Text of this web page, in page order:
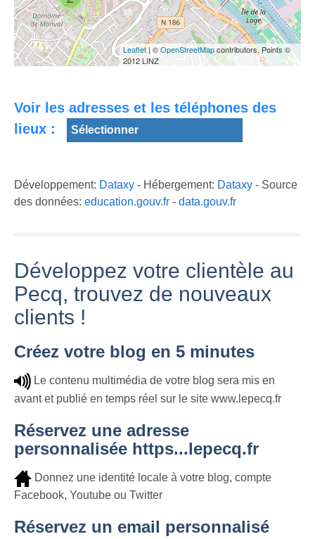
réalisation
Andreas
B.Krueger
Wiels_Prix
Camille Lepecq
2012
SKATEPARK de
Le Pecq (78)
Leaflet| ©OpenStreetMapcontributors, Points ©
2012 LINZ
Voir les adresses et les téléphones des
lieux :
Développement: Dataxy - Hébergement: Dataxy - Source
des données: education.gouv.fr - data.gouv.fr
Développez votre clientèle au
Pecq, trouvez de nouveaux
clients !
Créez votre blog en 5 minutes
Le contenu multimédia de votre blog sera mis en
avant et publié en temps réel sur le site www.lepecq.fr
Réservez une adresse
personnalisée https...lepecq.fr
Donnez une identité locale à votre blog, compte
Facebook, Youtube ou Twitter
Réservez un email personnalisé